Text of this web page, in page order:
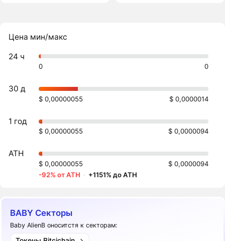
Цена мин/макс
24 ч
0 0
30 д
$ 0,00000055 $ 0,0000014
1 год
$ 0,00000055 $ 0,0000094
ATH
$ 0,00000055
$ 0,0000094
-92% от ATH · +1151% до ATH
BABY Секторы
Baby AlienB оноситстя к секторам: